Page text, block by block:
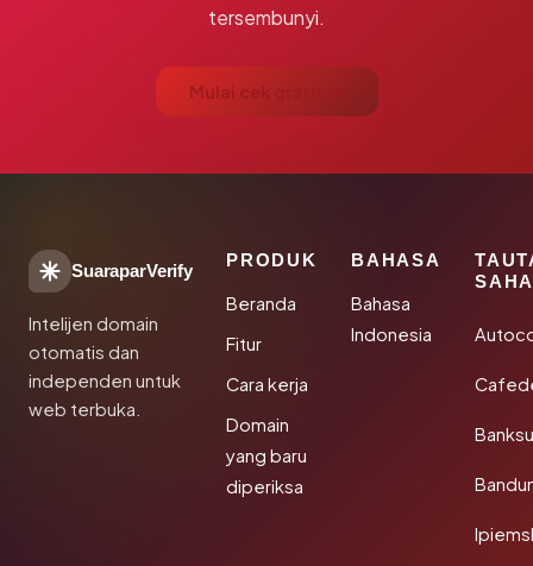
tersembunyi.
Mulai cek gratis →
SuaraparVerify
Intelijen domain
otomatis dan
independen untuk
web terbuka.
PRODUK
Beranda
Fitur
Cara kerja
Domain
yang baru
diperiksa
BAHASA
Bahasa
Indonesia